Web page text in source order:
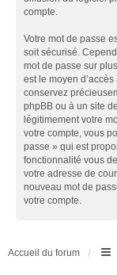
compte.
Votre mot de passe
soit sécurisé.
mot de passe sur
est le moyen
conservez
phpBB ou à un site
légitimement votre
votre compte, vous
passe » qui est
fonctionnalité vous
votre adresse de
nouveau mot de
votre compte.
Accueil du forum